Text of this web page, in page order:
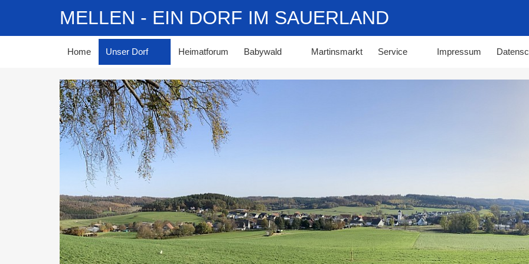
MELLEN - EIN DORF IM SAUERLAND
Home Unser Dorf Heimatforum Babywald Martinsmarkt Service Impressum